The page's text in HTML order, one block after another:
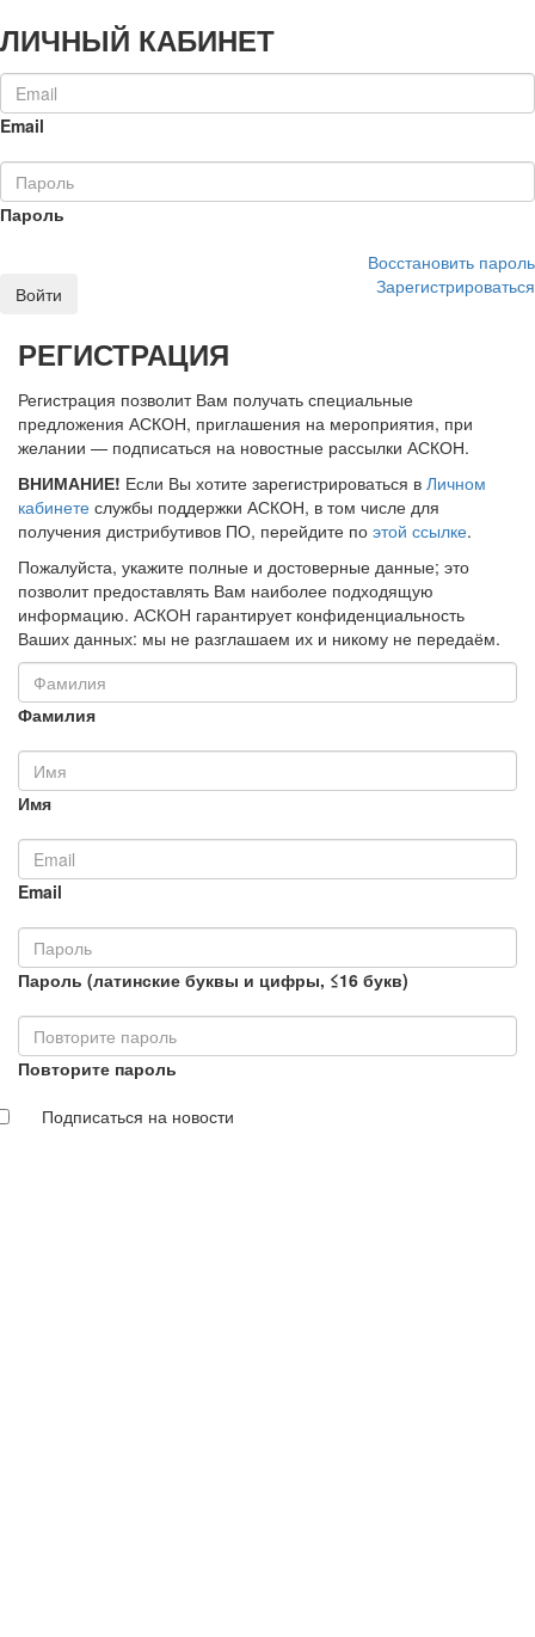
ЛИЧНЫЙ КАБИНЕТ
Email
Пароль
Восстановить пароль
Войти
Зарегистрироваться
РЕГИСТРАЦИЯ
Регистрация позволит Вам получать специальные
предложения АСКОН, приглашения на мероприятия, при
желании — подписаться на новостные рассылки АСКОН.
ВНИМАНИЕ! Если Вы хотите зарегистрироваться в Личном
кабинете службы поддержки АСКОН, в том числе для
получения дистрибутивов ПО, перейдите по этой ссылке.
Пожалуйста, укажите полные и достоверные данные; это
позволит предоставлять Вам наиболее подходящую
информацию. АСКОН гарантирует конфиденциальность
Ваших данных: мы не разглашаем их и никому не передаём.
Фамилия
Имя
Email
Пароль (латинские буквы и цифры, ≤16 букв)
Повторите пароль
Подписаться на новости